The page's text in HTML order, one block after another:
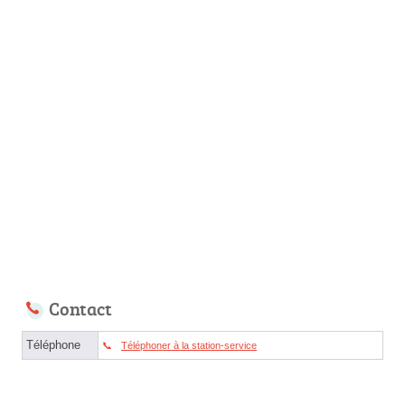
Contact
Téléphone Téléphoner à la station-service